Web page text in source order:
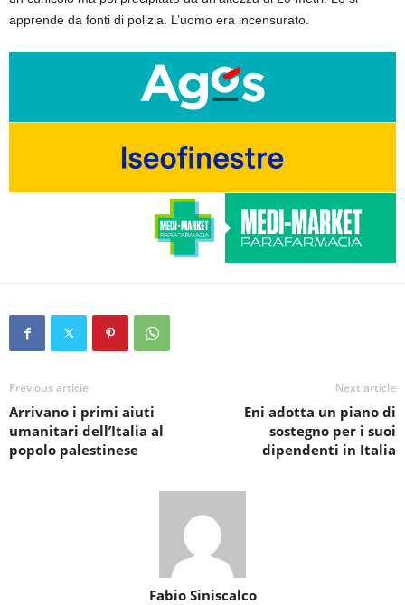
apprende da fonti di polizia. L’uomo era incensurato.
Previous article
Arrivano i primi aiuti
umanitari dell’Italia al
popolo palestinese
Next article
Eni adotta un piano di
sostegno per i suoi
dipendenti in Italia
Fabio Siniscalco